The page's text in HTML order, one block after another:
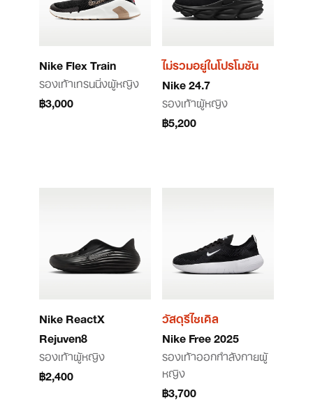
Nike Flex Train
รองเท้าเทรนนิ่งผู้หญิง
฿3,000
ไม่รวมอยู่ในโปรโมชัน
Nike 24.7
รองเท้าผู้หญิง
฿5,200
Nike ReactX
Rejuven8
รองเท้าผู้หญิง
฿2,400
วัสดุรีไซเคิล
Nike Free 2025
รองเท้าออกกำลังกายผู้
หญิง
฿3,700